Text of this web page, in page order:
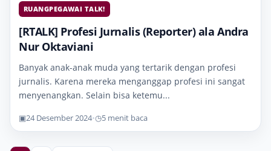
RUANGPEGAWAI TALK!
[RTALK] Profesi Jurnalis (Reporter) ala Andra
Nur Oktaviani
Banyak anak-anak muda yang tertarik dengan profesi
jurnalis. Karena mereka menganggap profesi ini sangat
menyenangkan. Selain bisa ketemu...
▣24 Desember 2024•◷5 menit baca